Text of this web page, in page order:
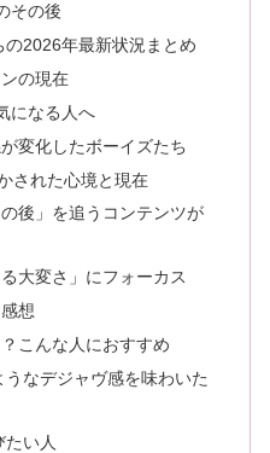
その後
2026年最新状況まとめ
の現在
になる人へ
変化したボーイズたち
された心境と現在
後」を追うコンテンツが
大変さ」にフォーカス
想
こんな人におすすめ
なデジャヴ感を味わいた
たい人